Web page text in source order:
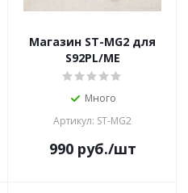
Магазин ST-MG2 для
S92PL/ME
Много
Артикул: ST-MG2
990руб./шт